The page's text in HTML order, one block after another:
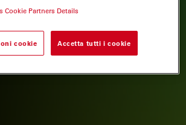
Cookie Partners Details
cookie Accetta tutti i cookie